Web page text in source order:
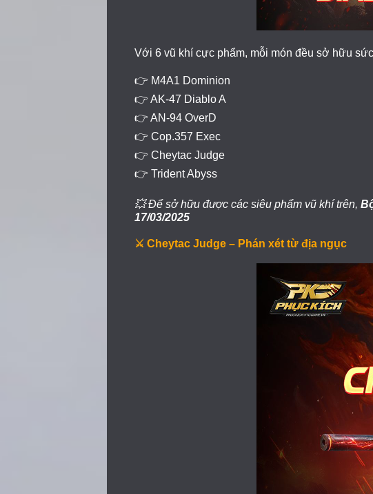
Với 6 vũ khí cực phẩm, mỗi món đều sở hữu
👉 M4A1 Dominion
👉 AK-47 Diablo A
👉 AN-94 OverD
👉 Cop.357 Exec
👉 Cheytac Judge
👉 Trident Abyss
💥 Để sở hữu được các siêu phẩm vũ khí trên,
17/03/2025
⚔️ Cheytac Judge – Phán xét từ địa ngục